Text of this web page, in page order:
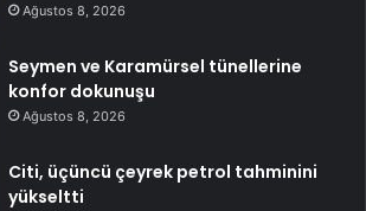
Ağustos 8, 2026
Seymen ve Karamürsel tünellerine
konfor dokunuşu
Ağustos 8, 2026
Citi, üçüncü çeyrek petrol tahminini
yükseltti